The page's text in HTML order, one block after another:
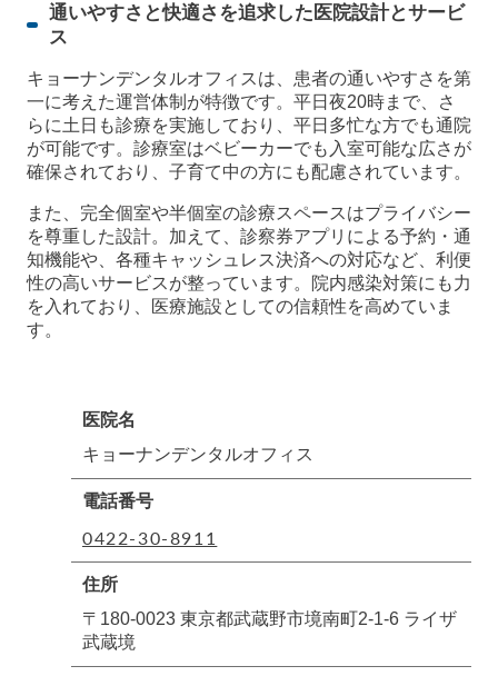
通いやすさと快適さを追求した医院設計とサービ
ス
キョーナンデンタルオフィスは、患者の通いやすさを第
一に考えた運営体制が特徴です。平日夜20時まで、さ
らに土日も診療を実施しており、平日多忙な方でも通院
が可能です。診療室はベビーカーでも入室可能な広さが
確保されており、子育て中の方にも配慮されています。
また、完全個室や半個室の診療スペースはプライバシー
を尊重した設計。加えて、診察券アプリによる予約・通
知機能や、各種キャッシュレス決済への対応など、利便
性の高いサービスが整っています。院内感染対策にも力
を入れており、医療施設としての信頼性を高めていま
す。
医院名
キョーナンデンタルオフィス
電話番号
0422-30-8911
住所
〒180-0023 東京都武蔵野市境南町2-1-6 ライザ
武蔵境